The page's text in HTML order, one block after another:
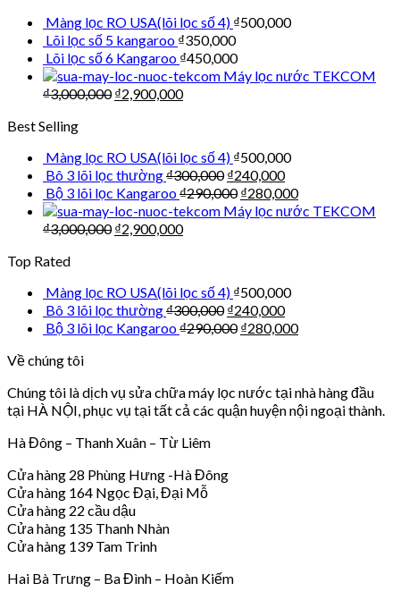
Màng lọc RO USA(lõi lọc số 4) ₫500,000
Lõi lọc số 5 kangaroo ₫350,000
Lõi lọc số 6 Kangaroo ₫450,000
Máy lọc nước TEKCOM
₫3,000,000 ₫2,900,000
Best Selling
Màng lọc RO USA(lõi lọc số 4) ₫500,000
Bô 3 lõi lọc thường₫300,000 ₫240,000
Bộ 3 lõi lọc Kangaroo₫290,000 ₫280,000
Máy lọc nước TEKCOM
₫3,000,000 ₫2,900,000
Top Rated
Màng lọc RO USA(lõi lọc số 4) ₫500,000
Bô 3 lõi lọc thường₫300,000 ₫240,000
Bộ 3 lõi lọc Kangaroo₫290,000 ₫280,000
Về chúng tôi
Chúng tôi là dịch vụ sửa chữa máy lọc nước tại nhà hàng đầu
tại HÀ NỘI, phục vụ tại tất cả các quận huyện nội ngoại thành.
Hà Đông – Thanh Xuân – Từ Liêm
Cửa hàng 28 Phùng Hưng -Hà Đông
Cửa hàng 164 Ngọc Đại, Đại Mỗ
Cửa hàng 22 cầu dậu
Cửa hàng 135 Thanh Nhàn
Cửa hàng 139 Tam Trinh
Hai Bà Trưng – Ba Đình – Hoàn Kiếm